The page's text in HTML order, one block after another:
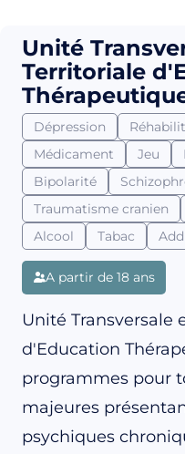
Unité
Territoriale
Dépression
Médicament
Jeu
Bipolarité
Traumatisme cranien
Alcool
Tabac
A partir de 18 ans
Unité Transversale
d'Education
programmes pour
majeures
psychiques